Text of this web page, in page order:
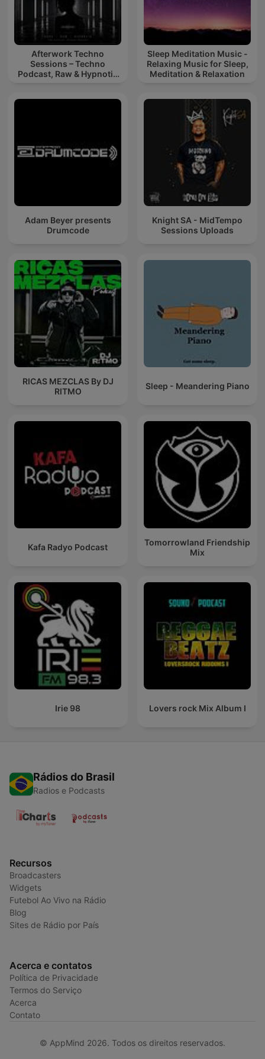
Afterwork Techno
Sessions – Techno
Podcast, Raw & Hypnotic
Sleep Meditation Music -
Relaxing Music for Sleep,
Meditation & Relaxation
Adam Beyer presents
Drumcode
Knight SA - MidTempo
Sessions Uploads
RICAS MEZCLAS By DJ
RITMO
Sleep - Meandering Piano
Kafa Radyo Podcast
Tomorrowland Friendship
Mix
Irie 98 Lovers rock Mix Album I
Rádios do Brasil
Radios e Podcasts
Recursos
Broadcasters
Widgets
Futebol Ao Vivo na Rádio
Blog
Sites de Rádio por País
Acerca e contatos
Política de Privacidade
Termos do Serviço
Acerca
Contato
© AppMind 2026. Todos os direitos reservados.